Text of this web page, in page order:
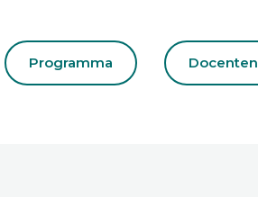
Programma Docenten